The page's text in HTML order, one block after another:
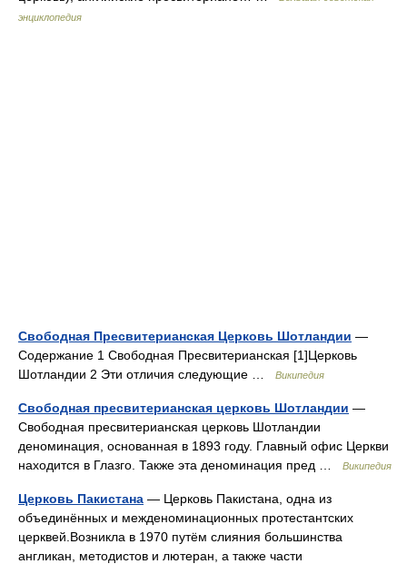
энциклопедия
Свободная Пресвитерианская Церковь Шотландии —
Содержание 1 Свободная Пресвитерианская [1]Церковь
Шотландии 2 Эти отличия следующие …
Википедия
Свободная пресвитерианская церковь Шотландии —
Свободная пресвитерианская церковь Шотландии
деноминация, основанная в 1893 году. Главный офис Церкви
находится в Глазго. Также эта деноминация пред …
Википедия
Церковь Пакистана — Церковь Пакистана, одна из
объединённых и межденоминационных протестантских
церквей.Возникла в 1970 путём слияния большинства
англикан, методистов и лютеран, а также части